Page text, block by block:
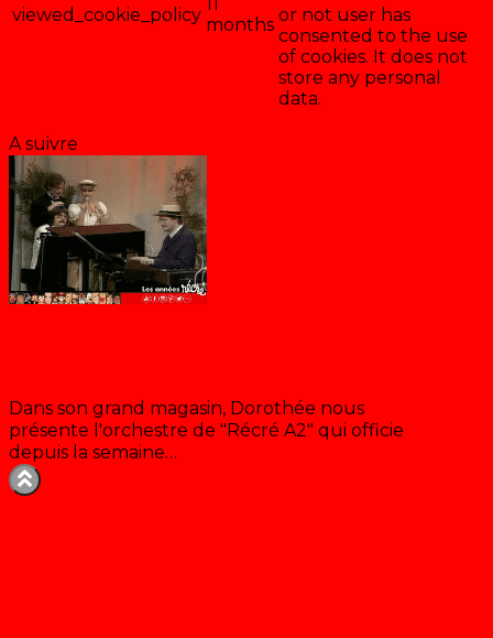
viewed_cookie_policy months or not user has
consented to the use
of cookies. It does not
store any personal
data.
A suivre
Dans son grand magasin, Dorothée nous
présente l'orchestre de "Récré A2" qui officie
depuis la semaine…